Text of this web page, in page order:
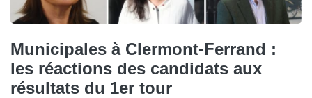
Municipales à Clermont-Ferrand :
les réactions des candidats aux
résultats du 1er tour